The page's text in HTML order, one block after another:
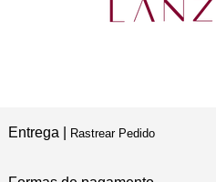
Entrega | Rastrear Pedido